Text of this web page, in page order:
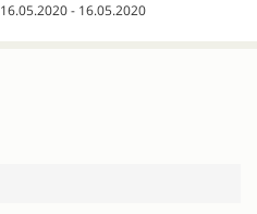
16.05.2020 - 16.05.2020